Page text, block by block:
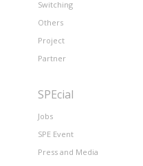
Switching
Others
Project
Partner
SPEcial
Jobs
SPE Event
Press and Media